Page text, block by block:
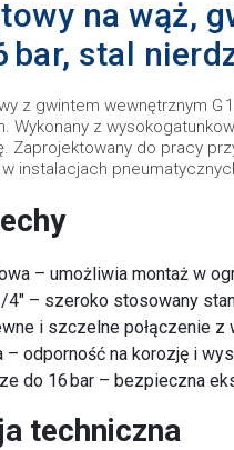
na wąż,
bar, stal
z gwintem wewnętrznym G
Wykonany z
Zaprojektowany do pracy
instalacjach
– umożliwia montaż w
4″ – szeroko stosowany
i szczelne połączenie z
– odporność na korozję i
do 16 bar – bezpieczna
techniczna